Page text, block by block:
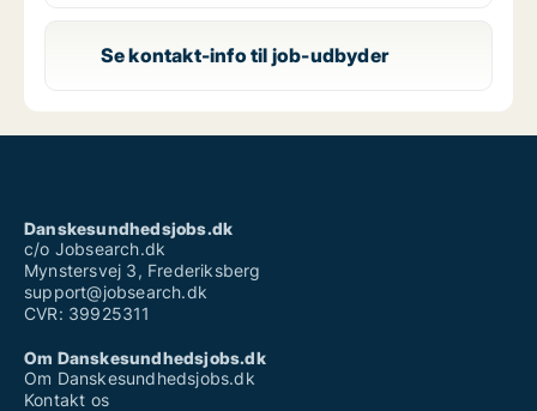
Se kontakt-info til job-udbyder
Danskesundhedsjobs.dk
c/o Jobsearch.dk
Mynstersvej 3, Frederiksberg
support@jobsearch.dk
CVR: 39925311
Om Danskesundhedsjobs.dk
Om Danskesundhedsjobs.dk
Kontakt os